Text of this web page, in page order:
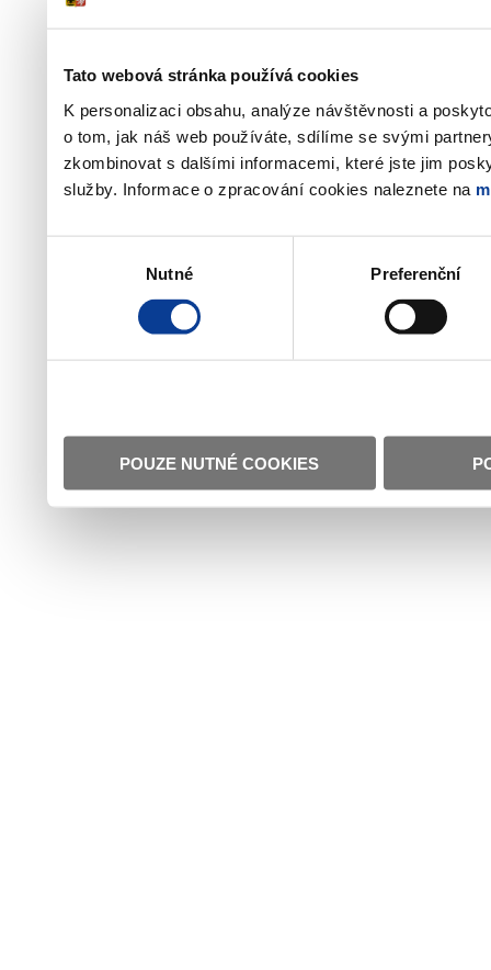
Tato webová stránka používá cookies
K personalizaci obsahu, analýze návštěvnosti a
o tom, jak náš web používáte, sdílíme se svými
zkombinovat s dalšími informacemi, které jste jim
služby. Informace o zpracování cookies naleznete na
Nutné Preferenční
POUZE NUTNÉ COOKIES